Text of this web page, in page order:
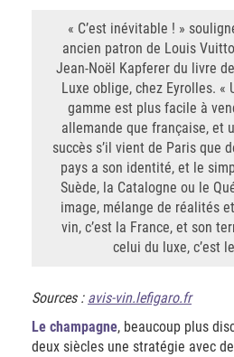
« C’est inévitable ! »
ancien patron de Louis
Jean-Noël Kapferer du livre
Luxe oblige, chez Eyrolles. «
gamme est plus facile à
allemande que française, et
succès s’il vient de Paris que
pays a son identité, et le
Suède, la Catalogne ou le
image, mélange de réalités
vin, c’est la France, et son
celui du luxe, c’est
Sources : avis-vin.lefigaro.fr
Le champagne, beaucoup plus
deux siècles une stratégie avec